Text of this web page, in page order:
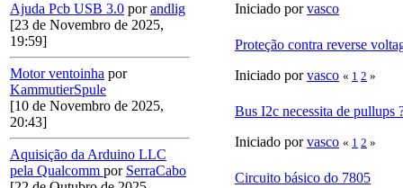
Ajuda Pcb USB 3.0 porandlig
[23 de Novembro de 2025,
19:59]
Motor ventoinha por
KammutierSpule
[10 de Novembro de 2025,
20:43]
Aquisição da Arduino LLC
pela Qualcomm por SerraCabo
Iniciado porvasco
Proteção contra reverse
Iniciado porvasco « 1 2 »
Bus I2c necessita de pullups
Iniciado porvasco « 1 2 »
Circuito básico do 7805